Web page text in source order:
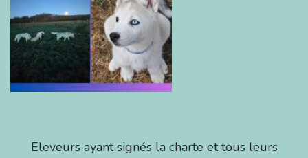
Eleveurs ayant signés la charte et tous leurs